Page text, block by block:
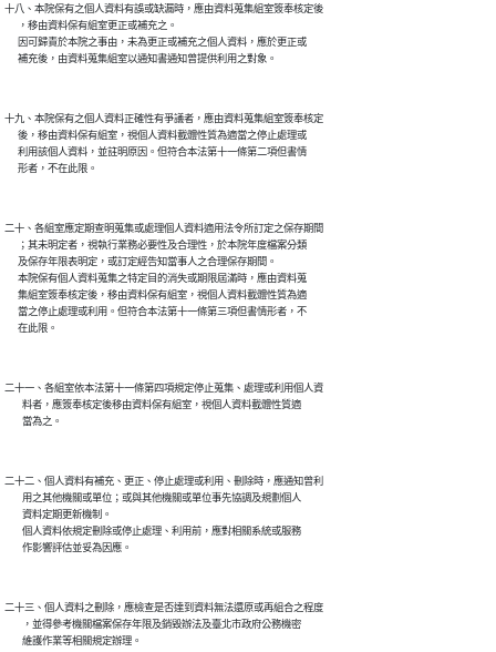
十八、本院保有之個人資料有誤或缺漏時，應由資料蒐集組室簽奉核定後
      ，移由資料保有組室更正或補充之。
      因可歸責於本院之事由，未為更正或補充之個人資料，應於更正或
十九、本院保有之個人資料正確性有爭議者，應由資料蒐集組室簽奉核定
      後，移由資料保有組室，視個人資料載體性質為適當之停止處理或
      利用該個人資料，並註明原因。但符合本法第十一條第二項但書情
二十、各組室應定期查明蒐集或處理個人資料適用法令所訂定之保存期間
      ；其未明定者，視執行業務必要性及合理性，於本院年度檔案分類
      及保存年限表明定，或訂定經告知當事人之合理保存期間。
      本院保有個人資料蒐集之特定目的消失或期限屆滿時，應由資料蒐
      集組室簽奉核定後，移由資料保有組室，視個人資料載體性質為適
      當之停止處理或利用。但符合本法第十一條第三項但書情形者，不
二十一、各組室依本法第十一條第四項規定停止蒐集、處理或利用個人資
        料者，應簽奉核定後移由資料保有組室，視個人資料載體性質適
二十二、個人資料有補充、更正、停止處理或利用、刪除時，應通知曾利
        用之其他機關或單位；或與其他機關或單位事先協調及規劃個人
        資料定期更新機制。
        個人資料依規定刪除或停止處理、利用前，應對相關系統或服務
二十三、個人資料之刪除，應檢查是否達到資料無法還原或再組合之程度
        ，並得參考機關檔案保存年限及銷毀辦法及臺北市政府公務機密